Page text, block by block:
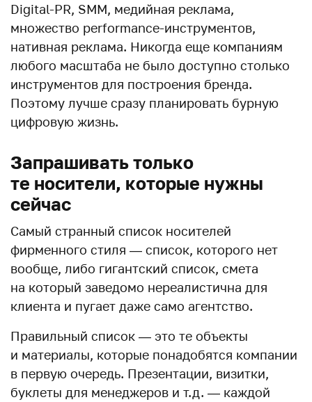
Digital-PR, SMM, медийная реклама,
множество performance-инструментов,
нативная реклама. Никогда еще компаниям
любого масштаба не было доступно столько
инструментов для построения бренда.
Поэтому лучше сразу планировать бурную
цифровую жизнь.
Запрашивать только
те носители, которые нужны
сейчас
Самый странный список носителей
фирменного стиля — список, которого нет
вообще, либо гигантский список, смета
на который заведомо нереалистична для
клиента и пугает даже само агентство.
Правильный список — это те объекты
и материалы, которые понадобятся компании
в первую очередь. Презентации, визитки,
буклеты для менеджеров и т.д. — каждой